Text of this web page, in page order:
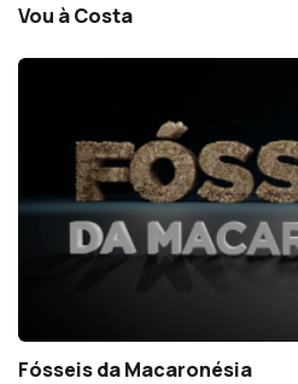
Vou à Costa
Fósseis da Macaronésia